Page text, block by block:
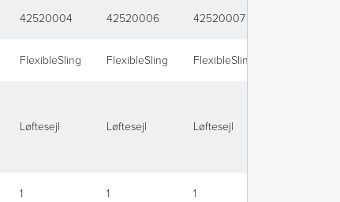
42520004 42520006 42520007
FlexibleSling FlexibleSling FlexibleSling
Løftesejl Løftesejl Løftesejl
1 1 1